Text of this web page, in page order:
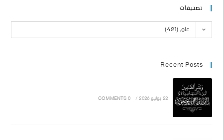
تصنيفات
عام (421)
Recent Posts
22 يوليو 2026 /
0 COMMENTS